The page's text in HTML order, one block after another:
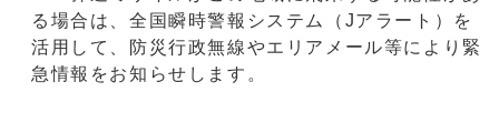
る場合は、全国瞬時警報システム（Jアラート）を
活用して、防災行政無線やエリアメール等により緊
急情報をお知らせします。